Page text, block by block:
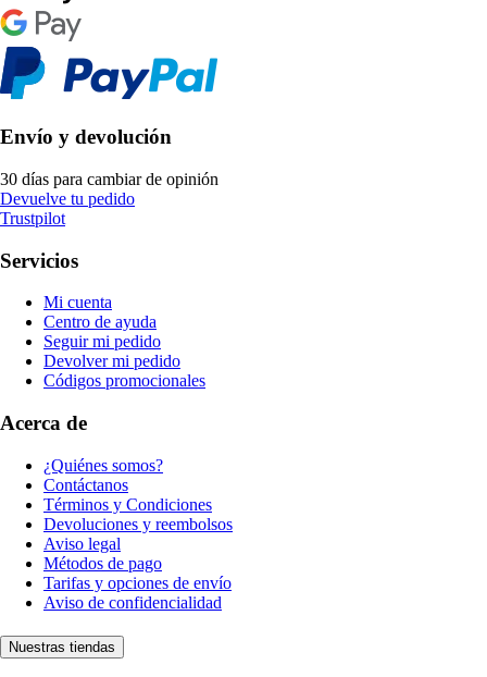
Envío y devolución
30 días para cambiar de opinión
Devuelve tu pedido
Trustpilot
Servicios
Mi cuenta
Centro de ayuda
Seguir mi pedido
Devolver mi pedido
Códigos promocionales
Acerca de
¿Quiénes somos?
Contáctanos
Términos y Condiciones
Devoluciones y reembolsos
Aviso legal
Métodos de pago
Tarifas y opciones de envío
Aviso de confidencialidad
Nuestras tiendas